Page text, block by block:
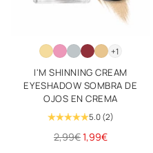
+1
I'M SHINNING CREAM
EYESHADOW SOMBRA DE
OJOS EN CREMA
5.0 (2)
Precio
2,99€1,99€